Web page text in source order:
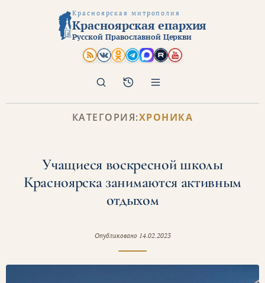
Красноярская митрополия
Красноярская епархия
Русской Православной Церкви
Архив
Поиск
КАТЕГОРИЯ:ХРОНИКА
Учащиеся воскресной школы
Красноярска занимаются активным
отдыхом
Опубликовано 14.02.2023